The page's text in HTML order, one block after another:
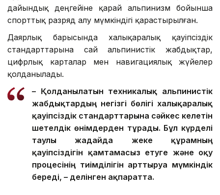
дайындық деңгейіне қарай альпинизм бойынша
спорттық разряд алу мүмкіндігі қарастырылған.
Даярлық барысында халықаралық қауіпсіздік
стандарттарына сай альпинистік жабдықтар,
цифрлық карталар мен навигациялық жүйелер
қолданылады.
– Қолданылатын техникалық альпинистік
жабдықтардың негізгі бөлігі халықаралық
қауіпсіздік стандарттарына сәйкес келетін
шетелдік өнімдерден тұрады. Бұл күрделі
таулы жағдайда жеке құрамның
қауіпсіздігін қамтамасыз етуге және оқу
процесінің тиімділігін арттыруға мүмкіндік
береді, – делінген ақпаратта.